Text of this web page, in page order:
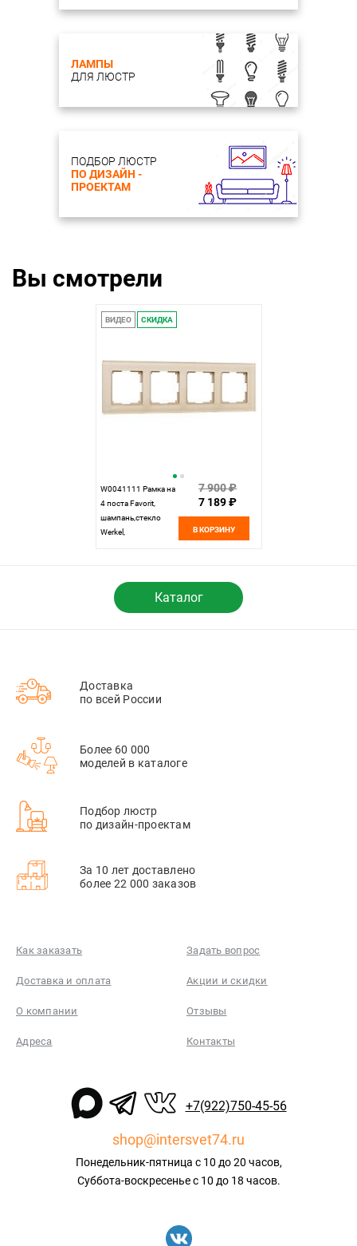
ЛАМПЫ
ДЛЯ ЛЮСТР
ПОДБОР ЛЮСТР
ПО ДИЗАЙН -
ПРОЕКТАМ
Вы смотрели
ВИДЕО СКИДКА
W0041111 Рамка на
4 поста Favorit,
шампань,стекло
Werkel,
7 900 ₽
7 189 ₽
В КОРЗИНУ
Каталог
Доставка
по всей России
Более 60 000
моделей в каталоге
Подбор люстр
по дизайн-проектам
За 10 лет доставлено
более 22 000 заказов
Как заказать Задать вопрос
Доставка и оплата Акции и скидки
О компании Отзывы
Адреса Контакты
+7(922)750-45-56
shop@intersvet74.ru
Понедельник-пятница с 10 до 20 часов,
Суббота-воскресенье с 10 до 18 часов.